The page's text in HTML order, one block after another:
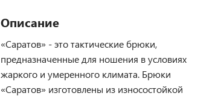
Описание
«Саратов» - это тактические брюки,
предназначенные для ношения в условиях
жаркого и умеренного климата. Брюки
«Саратов» изготовлены из износостойкой